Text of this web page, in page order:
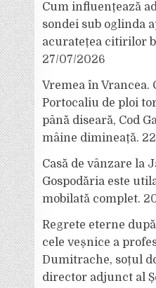
Cum influențează
sondei sub oglinda
acuratețea citirilor
27/07/2026
Vremea în Vrancea.
Portocaliu de ploi
până diseară, Cod
mâine dimineață.
Casă de vânzare la
Gospodăria este
mobilată complet.
Regrete eterne
cele veșnice a
Dumitrache, soțul
director adjunct al